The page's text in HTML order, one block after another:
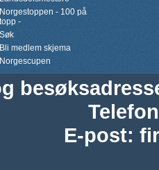
Norgestoppen - 100 på
topp -
Søk
Bli medlem skjema
Norgescupen
Telefon
E-post: